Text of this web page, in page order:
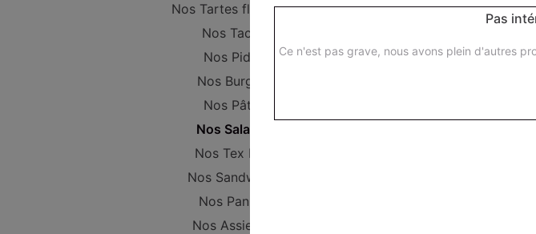
Nos Tartes flambées
Nos Tacos
Nos Pides
Nos Burgers
Nos Pâtes
Nos Salades
Nos Tex Mex
Nos Sandwichs
Nos Paninis
Nos Assiettes
Salade du chef
Salade verte,
Salade royale
Pas
Ce n'est pas grave, nous avons plein d'autres